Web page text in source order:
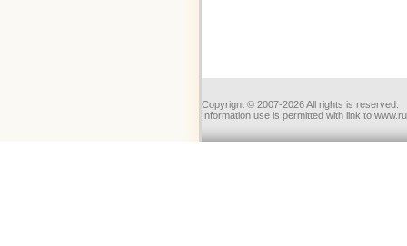
Copyrignt © 2007-2026 All rights is reserved.
Information use is permitted with link to